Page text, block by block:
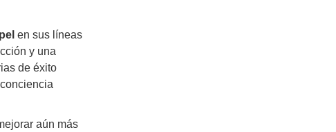
en sus líneas
y una
de éxito
aún más